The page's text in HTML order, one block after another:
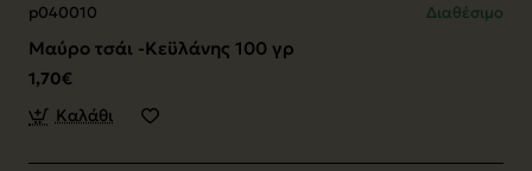
p040010 Διαθέσιμο
Μαύρο τσάι -Κεϋλάνης 100 γρ
1,70€
Καλάθι